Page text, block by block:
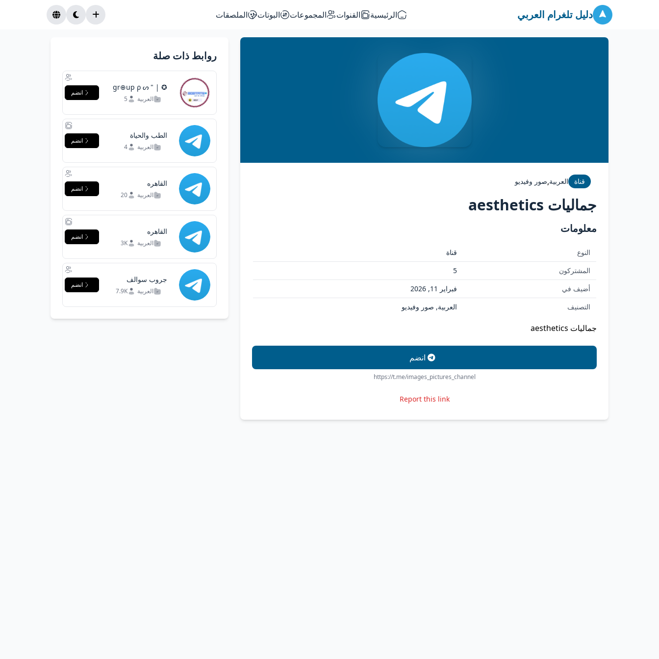
دليل تلغرام العربي الرئيسية القنوات المجموعات البوتات الملصقات
قناة العربية,صور وفيديو
جماليات aesthetics
معلومات
النوع
قناة
المشتركون
5
أضيف في
فبراير 11, 2026
التصنيف
العربية, صور وفيديو
جماليات aesthetics
انضم
https://t.me/images_pictures_channel
Report this link
روابط ذات صلة
✪ gr⊕up ρ ᔕ " |
꧁༒☬العربية 5
انضم
الطب والحياة
العربية 4
انضم
القاهره
العربية 20
انضم
القاهره
العربية 3K
انضم
جروب سوالف
يمانيهالعربية 7.9K
انضم